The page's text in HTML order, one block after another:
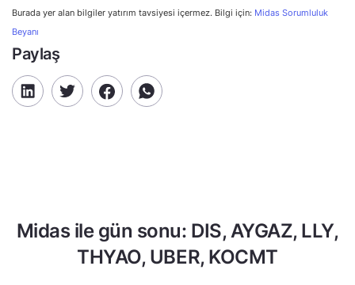
Burada yer alan bilgiler yatırım tavsiyesi içermez. Bilgi için: Midas Sorumluluk
Beyanı
Paylaş
Midas ile gün sonu: DIS, AYGAZ, LLY,
THYAO, UBER, KOCMT